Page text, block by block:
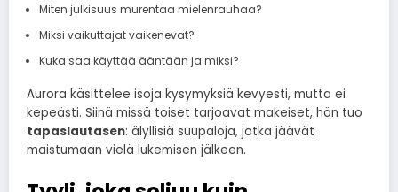
Miten julkisuus murentaa mielenrauhaa?
Miksi vaikuttajat vaikenevat?
Kuka saa käyttää ääntään ja miksi?
Aurora käsittelee isoja kysymyksiä kevyesti, mutta ei
kepeästi. Siinä missä toiset tarjoavat makeiset, hän tuo
tapaslautasen: älyllisiä suupaloja, jotka jäävät
maistumaan vielä lukemisen jälkeen.